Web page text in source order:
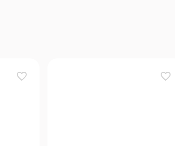
favorite_border favorite_border